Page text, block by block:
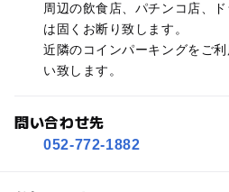
周辺の飲食店、パチンコ店、
は固くお断り致します。
近隣のコインパーキングをご
い致します。
問い合わせ先
052-772-1882